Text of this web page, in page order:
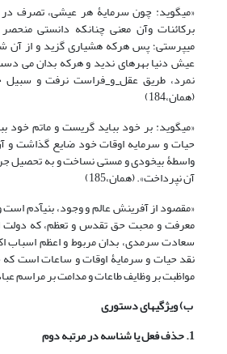
«می‏گوید: چون سرمایۀ هر عیشی، تصرف
برکائناتوآن معنی چنانکه دانستی
می‏پرستی؛ پس هرکه هشیاری گزیدواز آن
عیش دنیا بهره‏ای ندیدوهرکه بدان می
نمرد، طریق عقلوفراست نرفتو
(همان،184)
«می‏گوید: بر خود بباید گریستوماتم خود
حیاتوسرمایه اوقات خود ضایع گذاشتو
واسطۀ بیخودیومستی نساختوبه تحصیل
آن نپرداخت». (همان،185)
«مقصود از آفرینش عالمووجود، بنی‏آدم است
معرفتومحبت حق تقدسوتعظم، که
سعادت سرمدی، بدان مربوطواعظم اسباب
نقد حیاتوسرمایۀ اوقاتوساعات است که
مواظبت بر وظایف طاعاتومدامت بر مراسم
ب) ویژگی‏های دستوری
1. حذف فعل یا شناسه در مرتبه دوم